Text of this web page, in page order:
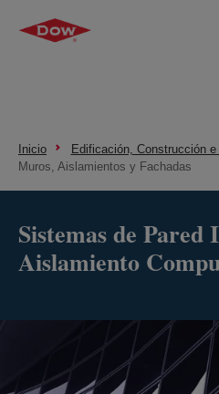
Inicio
Edificación, Construcción
Muros, Aislamientos y Fachadas
Sistemas de
Aislamiento